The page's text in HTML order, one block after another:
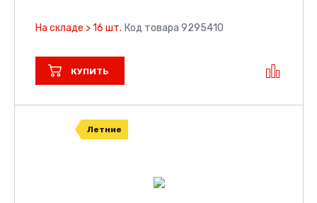
На складе > 16 шт. Код товара 9295410
КУПИТЬ
Летние